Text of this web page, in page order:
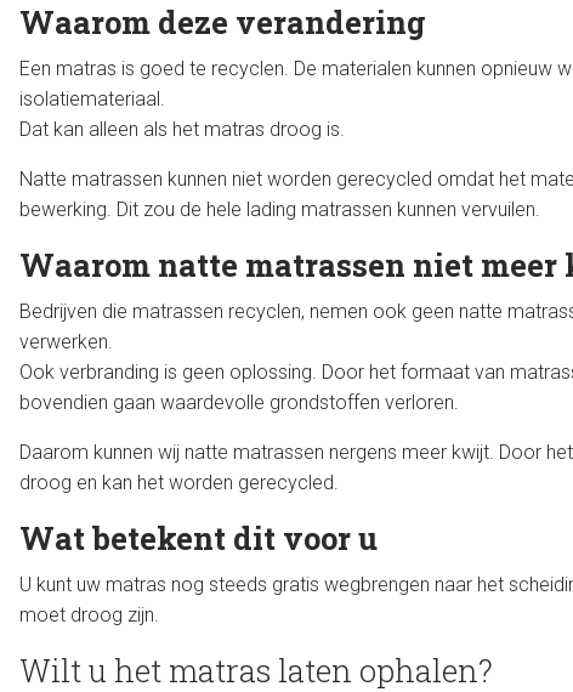
Waarom deze verandering
Een matras is goed te recyclen. De materialen kunnen opnieuw
isolatiemateriaal.
Dat kan alleen als het matras droog is.
Natte matrassen kunnen niet worden gerecycled omdat het
bewerking. Dit zou de hele lading matrassen kunnen vervuilen.
Waarom natte matrassen niet meer
Bedrijven die matrassen recyclen, nemen ook geen natte
verwerken.
Ook verbranding is geen oplossing. Door het formaat van
bovendien gaan waardevolle grondstoffen verloren.
Daarom kunnen wij natte matrassen nergens meer kwijt. Door
droog en kan het worden gerecycled.
Wat betekent dit voor u
U kunt uw matras nog steeds gratis wegbrengen naar het
moet droog zijn.
Wilt u het matras laten ophalen?